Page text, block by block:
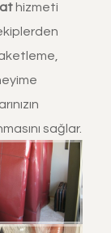
hizmeti
sağlar.